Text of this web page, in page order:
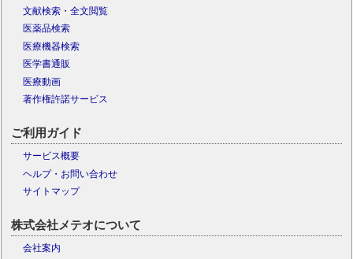
文献検索・全文閲覧
医薬品検索
医療機器検索
医学書通販
医療動画
著作権許諾サービス
ご利用ガイド
サービス概要
ヘルプ・お問い合わせ
サイトマップ
株式会社メテオについて
会社案内